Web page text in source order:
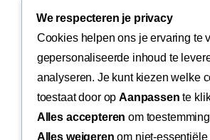
We respecteren je privacy
Cookies helpen ons je ervaring te
gepersonaliseerde inhoud te
analyseren. Je kunt kiezen welke
toestaat door opAanpassen te
Alles accepteren om
Alles weigeren om niet-